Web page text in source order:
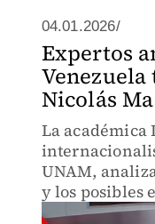
04.01.2026/
Expertos
Nicolás
La académica
UNAM,
y los posibles
captura de